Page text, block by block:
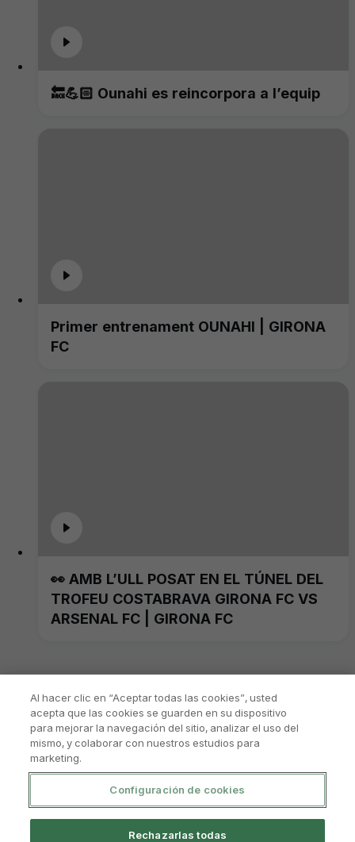
🔙💪🏻 Ounahi es reincorpora a l’equip
Primer entrenament OUNAHI | GIRONA
FC
👀 AMB L’ULL POSAT EN EL TÚNEL DEL
TROFEU COSTABRAVA GIRONA FC VS
ARSENAL FC | GIRONA FC
Avís Legal I Condicions D'Ús
Al hacer clic en “Aceptar todas las cookies”, usted
acepta que las cookies se guarden en su dispositivo
para mejorar la navegación del sitio, analizar el uso del
mismo, y colaborar con nuestros estudios para
marketing.
Configuración de cookies
Rechazarlas todas